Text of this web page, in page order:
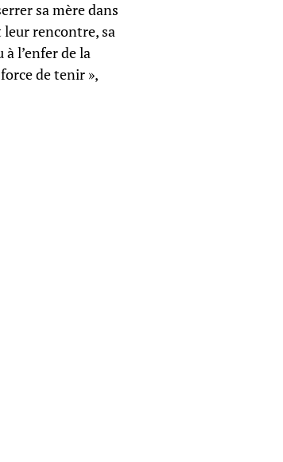
sa mère dans
leur rencontre, sa
l’enfer de la
de tenir »,